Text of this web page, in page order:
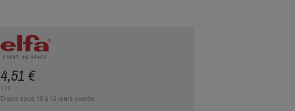
4,51 €
TTC
Dispo sous 10 à 12 jours ouvrés